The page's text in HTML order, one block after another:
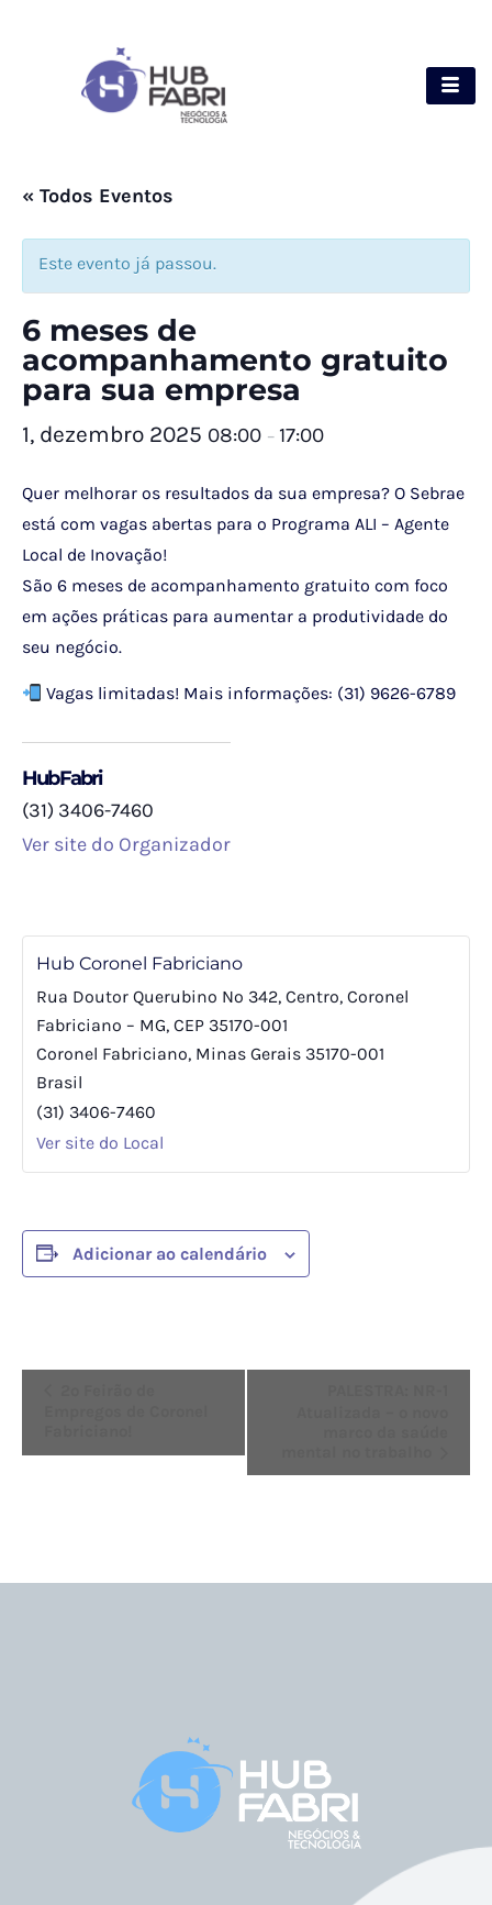
« Todos Eventos
Este evento já passou.
6 meses de
acompanhamento gratuito
para sua empresa
1, dezembro 2025 08:00 – 17:00
Quer melhorar os resultados da sua empresa? O Sebrae
está com vagas abertas para o Programa ALI – Agente
Local de Inovação!
São 6 meses de acompanhamento gratuito com foco
em ações práticas para aumentar a produtividade do
seu negócio.
Vagas limitadas! Mais informações: (31) 9626-6789
HubFabri
(31) 3406-7460
Ver site do Organizador
Hub Coronel Fabriciano
Rua Doutor Querubino Nº 342, Centro, Coronel
Fabriciano – MG, CEP 35170-001
Coronel Fabriciano, Minas Gerais 35170-001
Brasil
(31) 3406-7460
Ver site do Local
Adicionar ao calendário
Navegação